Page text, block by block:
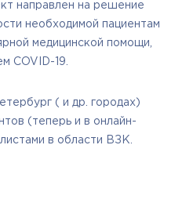
направлен на решение
необходимой пациентам
медицинской помощи,
COVID-19.
( и др. городах)
(теперь и в онлайн-
в области ВЗК.